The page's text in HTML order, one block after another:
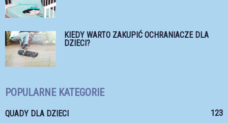
KIEDY WARTO ZAKUPIĆ OCHRANIACZE DLA
DZIECI?
POPULARNE KATEGORIE
QUADY DLA DZIECI
123